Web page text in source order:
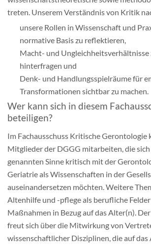
treten. Unserem Verständnis von Kritik
unsere Rollen in Wissenschaft und
normative Basis zu reflektieren,
Macht- und Ungleichheitsverhältnisse
hinterfragen und
Denk- und Handlungsspielräume für
Transformationen sichtbar zu machen.
Wer kann sich in diesem
beteiligen?
Im Fachausschuss Kritische Gerontologie
Mitglieder der DGGG mitarbeiten, die sich
genannten Sinne kritisch mit der
Geriatrie als Wissenschaften in der
auseinandersetzen möchten. Weitere
Altenhilfe und -pflege als berufliche
Maßnahmen in Bezug auf das Alter(n).
freut sich über die Mitwirkung von
wissenschaftlicher Disziplinen, die auf das